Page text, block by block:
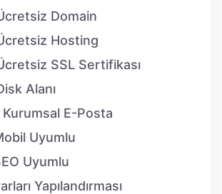
Ücretsiz Domain
Ücretsiz Hosting
Ücretsiz SSL Sertifikası
Alanı
Kurumsal E-Posta
Uyumlu
Uyumlu
Yapılandırması